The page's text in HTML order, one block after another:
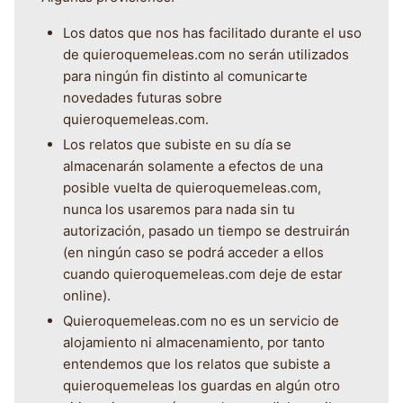
Los datos que nos has facilitado durante el uso
de quieroquemeleas.com no serán utilizados
para ningún fin distinto al comunicarte
novedades futuras sobre
quieroquemeleas.com.
Los relatos que subiste en su día se
almacenarán solamente a efectos de una
posible vuelta de quieroquemeleas.com,
nunca los usaremos para nada sin tu
autorización, pasado un tiempo se destruirán
(en ningún caso se podrá acceder a ellos
cuando quieroquemeleas.com deje de estar
online).
Quieroquemeleas.com no es un servicio de
alojamiento ni almacenamiento, por tanto
entendemos que los relatos que subiste a
quieroquemeleas los guardas en algún otro